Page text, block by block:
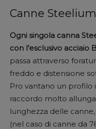
Canne Steelium
Ogni singola canna
con l’esclusivo acciaio
passa attraverso
freddo e distensione
Pro vantano un
raccordo molto
lunghezza delle
(nel caso di canne da